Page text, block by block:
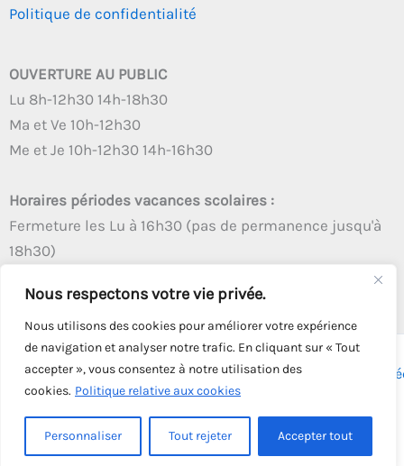
Nous respectons votre vie privée.
Nous utilisons des cookies pour améliorer votre expérience
de navigation et analyser notre trafic. En cliquant sur « Tout
accepter », vous consentez à notre utilisation des
cookies. Politique relative aux cookies
Personnaliser Tout rejeter Accepter tout
Politique de confidentialité
OUVERTURE AU PUBLIC
Lu 8h-12h30 14h-18h30
Ma et Ve 10h-12h30
Me et Je 10h-12h30 14h-16h30
Horaires périodes vacances scolaires :
Fermeture les Lu à 16h30 (pas de permanence jusqu'à
18h30)
Copyright © 2026 - Tous droits réservés - | Webmaster
Solution